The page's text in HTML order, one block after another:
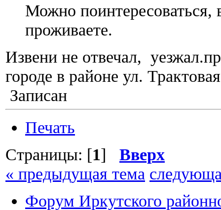
Можно поинтересоваться,
проживаете.
Извени не отвечал,
городе в районе ул. Трактовая
Записан
Печать
Страницы: [1] Вверх
« предыдущая тема
Форум Иркутского